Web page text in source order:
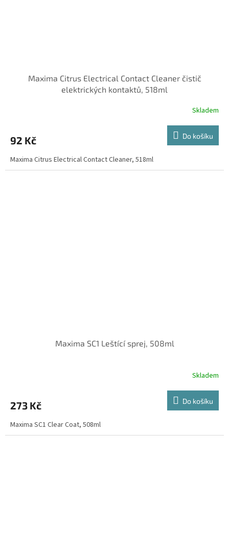
Maxima Citrus Electrical Contact Cleaner čistič
elektrických kontaktů, 518ml
Skladem
92 Kč Do košíku
Maxima Citrus Electrical Contact Cleaner, 518ml
Maxima SC1 Leštící sprej, 508ml
Skladem
273 Kč Do košíku
Maxima SC1 Clear Coat, 508ml